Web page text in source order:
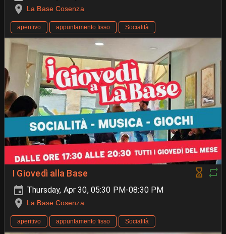
La Base Cosenza
aperitivo appuntamento fisso Socialità
I Giovedì alla Base
Thursday, Apr 30, 05:30 PM-08:30 PM
La Base Cosenza
aperitivo appuntamento fisso Socialità